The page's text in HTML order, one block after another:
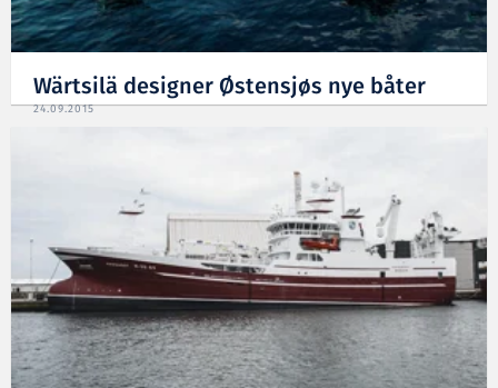
Wärtsilä designer Østensjøs nye båter
24.09.2015